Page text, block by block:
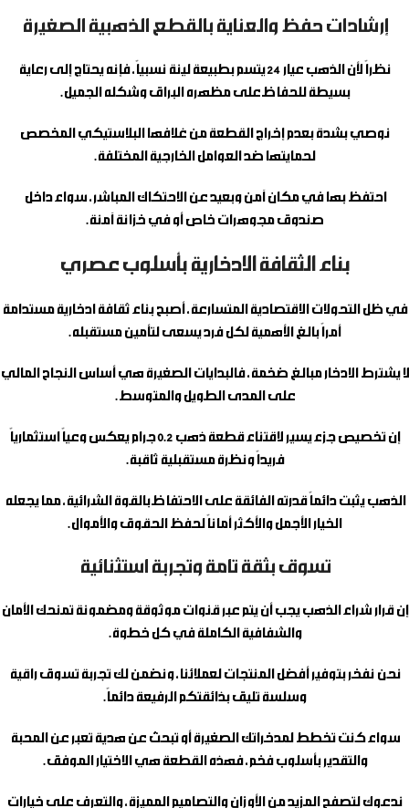
إرشادات حفظ والعناية بالقطع الذهبية الصغيرة
نظراً لأن الذهب عيار 24 يتسم بطبيعة لينة نسبياً، فإنه يحتاج إلى رعاية
بسيطة للحفاظ على مظهره البراق وشكله الجميل.
نوصي بشدة بعدم إخراج القطعة من غلافها البلاستيكي المخصص
لحمايتها ضد العوامل الخارجية المختلفة.
احتفظ بها في مكان آمن وبعيد عن الاحتكاك المباشر، سواء داخل
صندوق مجوهرات خاص أو في خزانة آمنة.
بناء الثقافة الادخارية بأسلوب عصري
في ظل التحولات الاقتصادية المتسارعة، أصبح بناء ثقافة ادخارية مستدامة
أمراً بالغ الأهمية لكل فرد يسعى لتأمين مستقبله.
لا يشترط الادخار مبالغ ضخمة، فالبدايات الصغيرة هي أساس النجاح المالي
على المدى الطويل والمتوسط.
إن تخصيص جزء يسير لاقتناءقطعة ذهب 0.2 جرام
يعكس وعياً استثمارياً
فريداً ونظرة مستقبلية ثاقبة.
الذهب يثبت دائماً قدرته الفائقة على الاحتفاظ بالقوة الشرائية، مما يجعله
الخيار الأجمل والأكثر أماناً لحفظ الحقوق والأموال.
تسوق بثقة تامة وتجربة استثنائية
إن قرار شراء الذهب يجب أن يتم عبر قنوات موثوقة ومضمونة تمنحك الأمان
والشفافية الكاملة في كل خطوة.
نحن نفخر بتوفير أفضل المنتجات لعملائنا، ونضمن لك تجربة تسوق راقية
وسلسة تليق بذائقتكم الرفيعة دائماً.
سواء كنت تخطط لمدخراتك الصغيرة أو تبحث عن هدية تعبر عن المحبة
والتقدير بأسلوب فخم، فهذه القطعة هي الاختيار الموفق.
ندعوك لتصفح المزيد من الأوزان والتصاميم المميزة، والتعرف على خيارات